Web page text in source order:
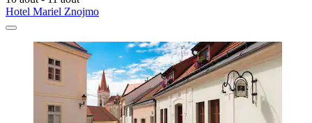
Hotel Mariel Znojmo